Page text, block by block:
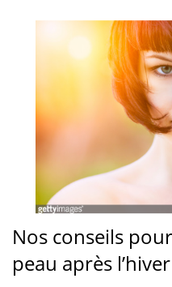
Nos conseils
peau après l’hiver